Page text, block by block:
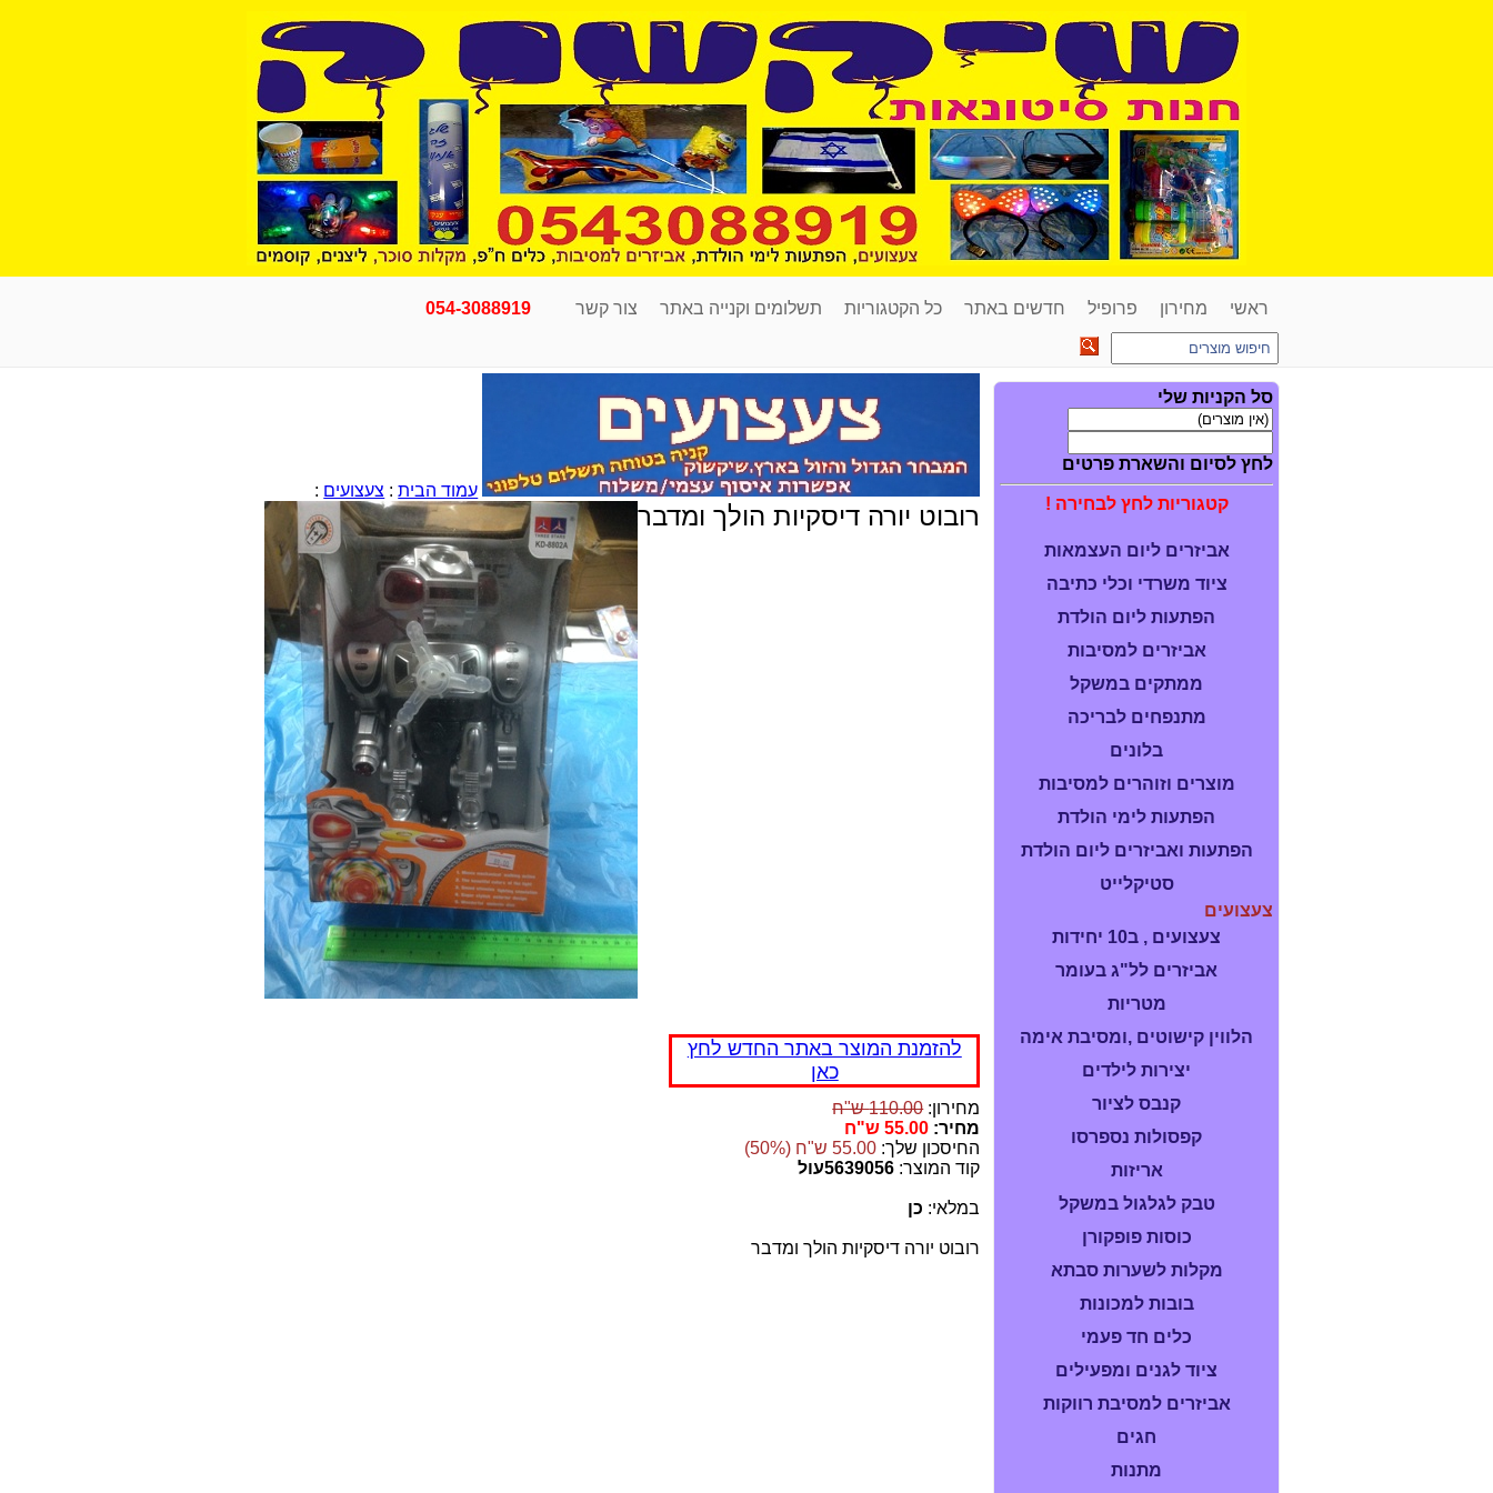
ראשי מחירון פרופיל חדשים באתר כל הקטגוריות תשלומים וקנייה באתר צור קשר 054-3088919
סל הקניות שלי
לחץ לסיום והשארת פרטים
קטגוריות לחץ לבחירה !
אביזרים ליום העצמאות
ציוד משרדי וכלי כתיבה
הפתעות ליום הולדת
אביזרים למסיבות
ממתקים במשקל
מתנפחים לבריכה
בלונים
מוצרים וזוהרים למסיבות
הפתעות לימי הולדת
הפתעות ואביזרים ליום הולדת
סטיקלייט
צעצועים
צעצועים , ב10 יחידות
אביזרים לל"ג בעומר
מטריות
הלווין קישוטים ,ומסיבת אימה
יצירות לילדים
קנבס לציור
קפסולות נספרסו
אריזות
טבק לגלגול במשקל
כוסות פופקורן
מקלות לשערות סבתא
בובות למכונות
כלים חד פעמי
ציוד לגנים ומפעילים
אביזרים למסיבת רווקות
חגים
מתנות
עמוד הבית: צעצועים :
רובוט יורה דיסקיות הולך ומדבר
להזמנת המוצר באתר החדש לחץ
כאן
מחירון:110.00 ש"ח
מחיר: 55.00 ש"ח
החיסכון שלך: 55.00 ש"ח (50%)
קוד המוצר: 5639056עול
במלאי: כן
רובוט יורה דיסקיות הולך ומדבר